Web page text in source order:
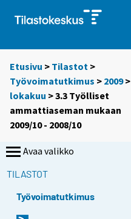
Etusivu > Tilastot >
Työvoimatutkimus > 2009>
lokakuu > 3.3 Työlliset
ammattiaseman mukaan
2009/10 - 2008/10
Avaa valikko
TILASTOT
Työvoimatutkimus